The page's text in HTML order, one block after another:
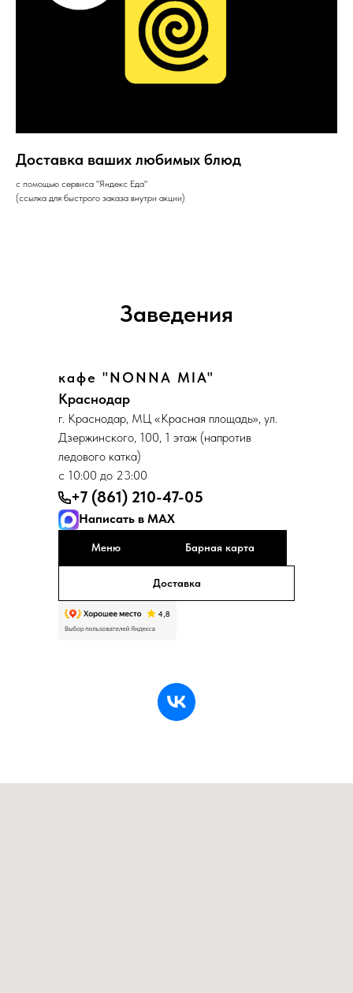
Доставка ваших любимых блюд
с помощью сервиса "Яндекс Еда"
(ссылка для быстрого заказа внутри акции)
Заведения
кафе "NONNA MIA"
Краснодар
г. Краснодар, МЦ «Красная площадь», ул.
Дзержинского, 100, 1 этаж (напротив
ледового катка)
с 10:00 до 23:00
+7 (861) 210-47-05
Написать в MAX
Меню Барная карта
Доставка